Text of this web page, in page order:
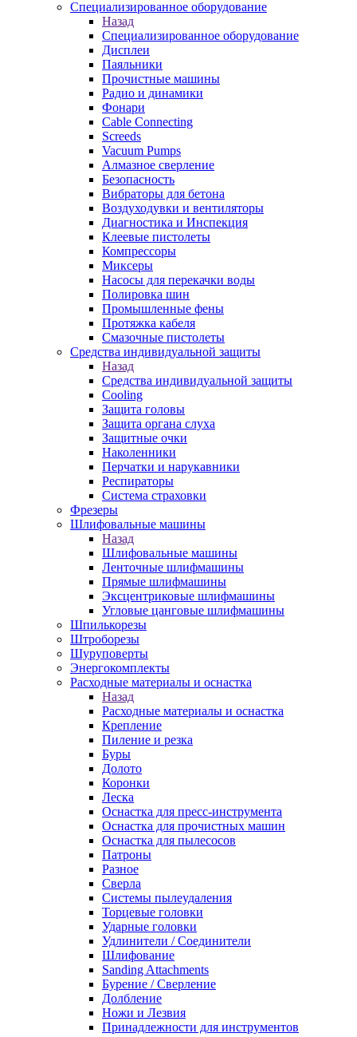
Специализированное оборудование
Назад
Специализированное оборудование
Дисплеи
Паяльники
Прочистные машины
Радио и динамики
Фонари
Cable Connecting
Screeds
Vacuum Pumps
Алмазное сверление
Безопасность
Вибраторы для бетона
Воздуходувки и вентиляторы
Диагностика и Инспекция
Клеевые пистолеты
Компрессоры
Миксеры
Насосы для перекачки воды
Полировка шин
Промышленные фены
Протяжка кабеля
Смазочные пистолеты
Средства индивидуальной защиты
Назад
Средства индивидуальной защиты
Cooling
Защита головы
Защита органа слуха
Защитные очки
Наколенники
Перчатки и нарукавники
Респираторы
Система страховки
Фрезеры
Шлифовальные машины
Назад
Шлифовальные машины
Ленточные шлифмашины
Прямые шлифмашины
Эксцентриковые шлифмашины
Угловые цанговые шлифмашины
Шпилькорезы
Штроборезы
Шуруповерты
Энергокомплекты
Расходные материалы и оснастка
Назад
Расходные материалы и оснастка
Крепление
Пиление и резка
Буры
Долото
Коронки
Леска
Оснастка для пресс-инструмента
Оснастка для прочистных машин
Оснастка для пылесосов
Патроны
Разное
Сверла
Системы пылеудаления
Торцевые головки
Ударные головки
Удлинители / Соединители
Шлифование
Sanding Attachments
Бурение / Сверление
Долбление
Ножи и Лезвия
Принадлежности для инструментов